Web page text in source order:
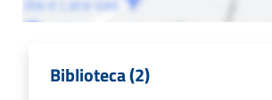
Biblioteca (2)